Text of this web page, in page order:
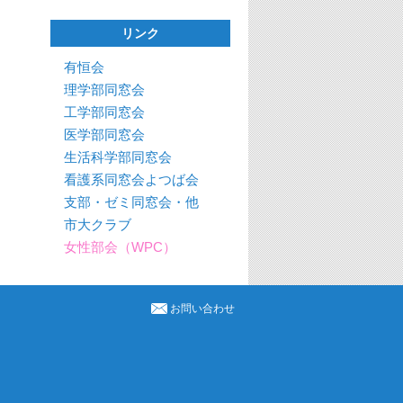
リンク
有恒会
理学部同窓会
工学部同窓会
医学部同窓会
生活科学部同窓会
看護系同窓会よつば会
支部・ゼミ同窓会・他
市大クラブ
女性部会（WPC）
お問い合わせ